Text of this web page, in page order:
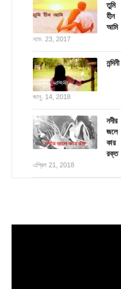
তুমি
হীন
আমি
নভে. 23, 2017
নন্দিনী
জানু. 14, 2018
নদীর
জলে
কার
রক্ত
এপ্রিল 21, 2018